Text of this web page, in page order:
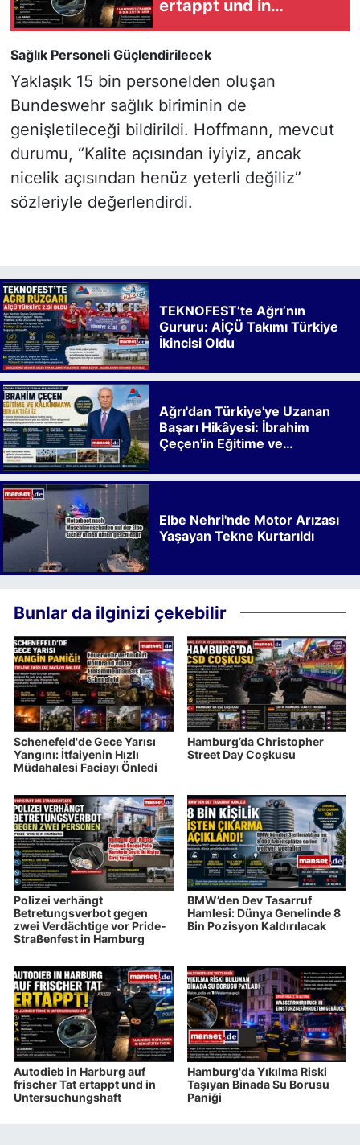
ertappt und in
Sağlık Personeli Güçlendirilecek
Yaklaşık 15 bin personelden oluşan
Bundeswehr sağlık biriminin de
genişletileceği bildirildi. Hoffmann, mevcut
durumu, “Kalite açısından iyiyiz, ancak
nicelik açısından henüz yeterli değiliz”
sözleriyle değerlendirdi.
TEKNOFEST’te Ağrı’nın
Gururu: AİÇÜ Takımı Türkiye
İkincisi Oldu
Ağrı'dan Türkiye'ye Uzanan
Başarı Hikâyesi: İbrahim
Çeçen'in Eğitime ve
Elbe Nehri'nde Motor Arızası
Yaşayan Tekne Kurtarıldı
Bunlar da ilginizi çekebilir
Schenefeld'de Gece Yarısı
Yangını: İtfaiyenin Hızlı
Müdahalesi Faciayı Önledi
Hamburg’da Christopher
Street Day Coşkusu
Polizei verhängt
Betretungsverbot gegen
zwei Verdächtige vor Pride-
Straßenfest in Hamburg
BMW’den Dev Tasarruf
Hamlesi: Dünya Genelinde 8
Bin Pozisyon Kaldırılacak
Autodieb in Harburg auf
frischer Tat ertappt und in
Untersuchungshaft
Hamburg'da Yıkılma Riski
Taşıyan Binada Su Borusu
Paniği